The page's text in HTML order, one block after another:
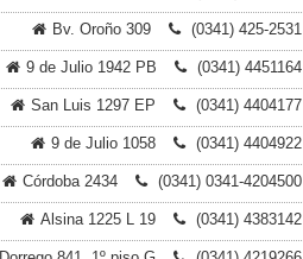
Bv. Oroño 309 (0341) 425-2531
9 de Julio 1942 PB (0341) 4451164
San Luis 1297 EP (0341) 4404177
9 de Julio 1058 (0341) 4404922
Córdoba 2434 (0341) 0341-4204500
Alsina 1225 L 19 (0341) 4383142